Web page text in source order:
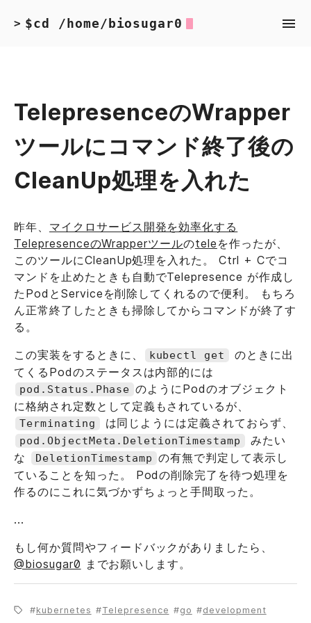
> $cd /home/biosugar0
TelepresenceのWrapper
ツールにコマンド終了後の
CleanUp処理を入れた
昨年、 マイクロサービス開発を効率化する
TelepresenceのWrapperツールのtele を作ったが、
このツールにCleanUp処理を入れた。 Ctrl + Cでコ
マンドを止めたときも自動でTelepresence が作成し
たPodとServiceを削除してくれるので便利。 もちろ
ん正常終了したときも掃除してからコマンドが終了す
る。
この実装をするときに、
kubectl get
のときに出
てくるPodのステータスは内部的には
pod.Status.Phase のようにPodのオブジェクト
に格納され定数として定義もされているが、
Terminating は同じようには定義されておらず、
pod.ObjectMeta.DeletionTimestamp
みたい
な
DeletionTimestamp の有無で判定して表示し
ていることを知った。 Podの削除完了を待つ処理を
作るのにこれに気づかずちょっと手間取った。
...
もし何か質問やフィードバックがありましたら、
@biosugar0 までお願いします。
kubernetes Telepresence go
development